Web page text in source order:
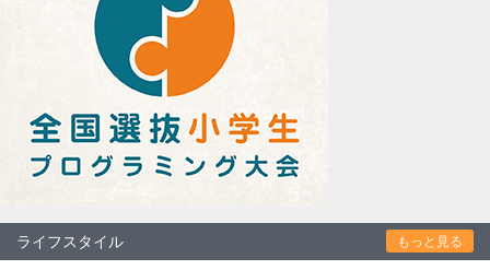
ライフスタイル もっと見る